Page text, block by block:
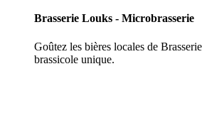
Brasserie Louks - Microbrasserie
Goûtez les bières locales de
brassicole unique.